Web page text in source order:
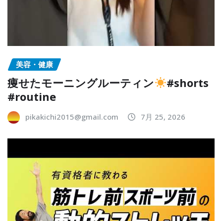
美容・健康
痩せたモーニングルーティン
#shorts
#routine
pikakichi2015@gmail.com 7月 25, 2026